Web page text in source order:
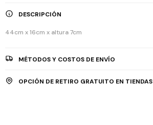
DESCRIPCIÓN
44cm x 16cm x altura 7cm
MÉTODOS Y COSTOS DE ENVÍO
OPCIÓN DE RETIRO GRATUITO EN TIENDAS